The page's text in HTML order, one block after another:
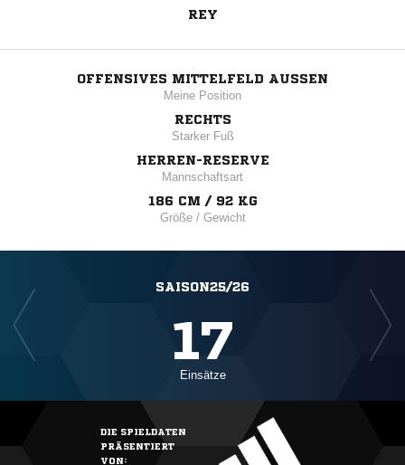
REY
OFFENSIVES MITTELFELD AUSSEN
Meine Position
RECHTS
Starker Fuß
HERREN-RESERVE
Mannschaftsart
186 CM / 92 KG
Größe / Gewicht
SAISON25/26
17
Einsätze
DIE SPIELDATEN
PRÄSENTIERT
VON: